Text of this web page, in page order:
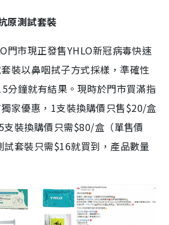
原測試套裝
門市現正發售YHLO新冠病毒快速
裝以鼻咽拭子方式採樣，準確性
分鐘就有結果。現時於門市買滿指
家優惠，1支裝換購價只售$20/盒
支裝換購價只需$80/盒（單售價
套裝只需$16就買到，產品數量